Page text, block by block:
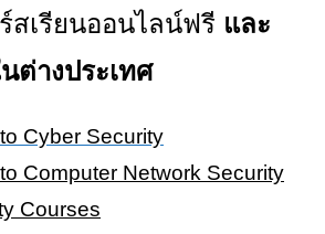
และ
ต่างประเทศ
Cyber Security
Computer Network Security
Courses